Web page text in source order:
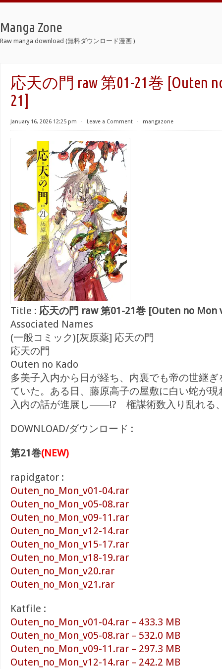
Manga Zone
Raw manga download (無料ダウンロード漫画 )
応天の門 raw 第01-21巻 [Outen
21]
January 16, 2026 12:25 pm ⋅ Leave a Comment ⋅ mangazone
Title : 応天の門 raw 第01-21巻 [Outen no Mon
Associated Names
(一般コミック)[灰原薬] 応天の門
応天の門
Outen no Kado
多美子入内から日が経ち、内裏でも帝の世継
ていた。ある日、藤原高子の屋敷に白い蛇が
入内の話が進展し――!? 権謀術数入り乱れる
DOWNLOAD/ダウンロード :
第21巻(NEW)
rapidgator :
Outen_no_Mon_v01-04.rar
Outen_no_Mon_v05-08.rar
Outen_no_Mon_v09-11.rar
Outen_no_Mon_v12-14.rar
Outen_no_Mon_v15-17.rar
Outen_no_Mon_v18-19.rar
Outen_no_Mon_v20.rar
Outen_no_Mon_v21.rar
Katfile :
Outen_no_Mon_v01-04.rar – 433.3 MB
Outen_no_Mon_v05-08.rar – 532.0 MB
Outen_no_Mon_v09-11.rar – 297.3 MB
Outen_no_Mon_v12-14.rar – 242.2 MB